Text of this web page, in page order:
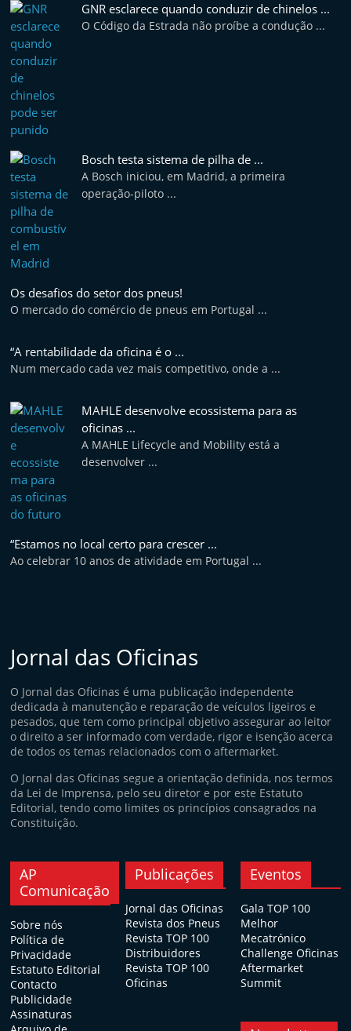
e
r
t
A
ó
v
l
m
P
o
r
a
GNR esclarece quando conduzir de chinelos ...
O Código da Estrada não proíbe a condução ...
Bosch testa sistema de pilha de ...
A Bosch iniciou, em Madrid, a primeira
operação-piloto ...
Os desafios do setor dos pneus!
O mercado do comércio de pneus em Portugal ...
“A rentabilidade da oficina é o ...
Num mercado cada vez mais competitivo, onde a ...
MAHLE desenvolve ecossistema para as
oficinas ...
A MAHLE Lifecycle and Mobility está a
desenvolver ...
“Estamos no local certo para crescer ...
Ao celebrar 10 anos de atividade em Portugal ...
Jornal das Oficinas
O Jornal das Oficinas é uma publicação independente
dedicada à manutenção e reparação de veículos ligeiros e
pesados, que tem como principal objetivo assegurar ao leitor
o direito a ser informado com verdade, rigor e isenção acerca
de todos os temas relacionados com o aftermarket.
O Jornal das Oficinas segue a orientação definida, nos termos
da Lei de Imprensa, pelo seu diretor e por este Estatuto
Editorial, tendo como limites os princípios consagrados na
Constituição.
AP
Comunicação
Sobre nós
Política de
Privacidade
Estatuto Editorial
Contacto
Publicidade
Assinaturas
Publicações
Jornal das Oficinas
Revista dos Pneus
Revista TOP 100
Distribuidores
Revista TOP 100
Oficinas
Eventos
Gala TOP 100
Melhor
Mecatrónico
Challenge Oficinas
Aftermarket
Summit